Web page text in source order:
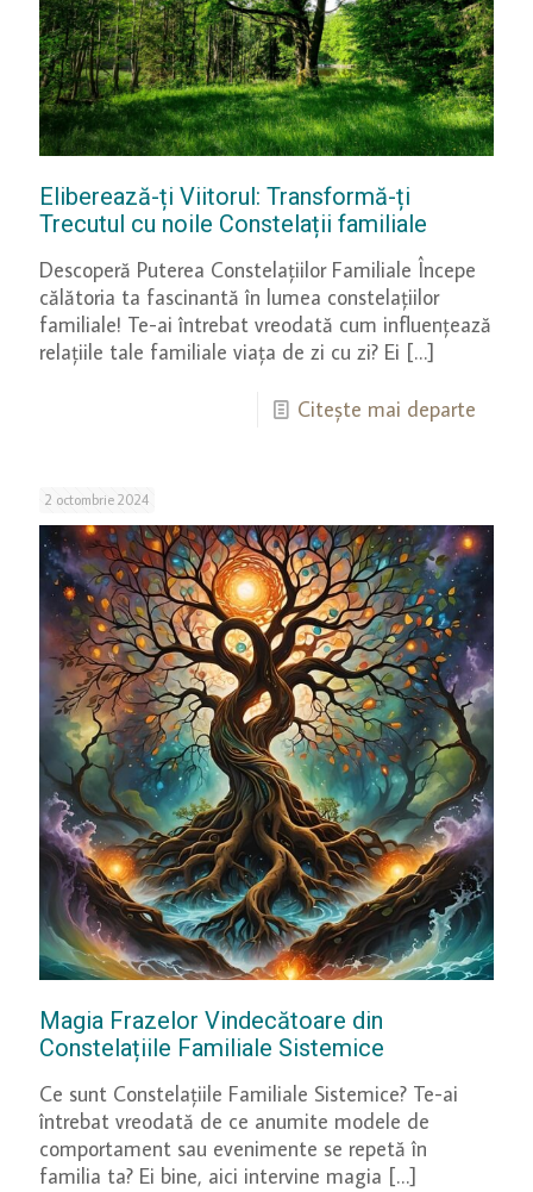
Eliberează-ți Viitorul: Transformă-ți
Trecutul cu noile Constelații familiale
Descoperă Puterea Constelațiilor Familiale Începe
călătoria ta fascinantă în lumea constelațiilor
familiale! Te-ai întrebat vreodată cum influențează
relațiile tale familiale viața de zi cu zi? Ei […]
Citește mai departe
2 octombrie 2024
Magia Frazelor Vindecătoare din
Constelațiile Familiale Sistemice
Ce sunt Constelațiile Familiale Sistemice? Te-ai
întrebat vreodată de ce anumite modele de
comportament sau evenimente se repetă în
familia ta? Ei bine, aici intervine magia […]